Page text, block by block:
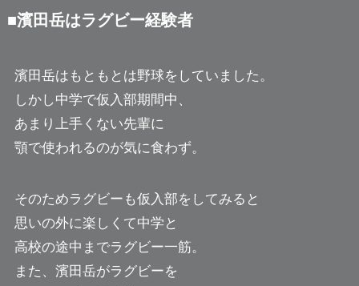
■濱田岳はラグビー経験者
濱田岳はもともとは野球をしていました。
しかし中学で仮入部期間中、
あまり上手くない先輩に
顎で使われるのが気に食わず。
そのためラグビーも仮入部をしてみると
思いの外に楽しくて中学と
高校の途中までラグビー一筋。
また、濱田岳がラグビーを